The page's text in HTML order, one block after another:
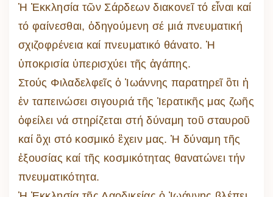
Ἡ Ἐκκλησία τῶν Σάρδεων διακονεῖ τό εἶναι καί
τό φαίνεσθαι, ὁδηγούμενη σέ μιά πνευματική
σχιζοφρένεια καί πνευματικό θάνατο. Ἡ
ὑποκρισία ὑπερισχύει τῆς ἀγάπης.
Στούς Φιλαδελφεῖς ὁ Ἰωάννης παρατηρεῖ ὃτι ἡ
ἐν ταπεινώσει σιγουριά τῆς Ἱερατικῆς μας ζωῆς
ὀφείλει νά στηρίζεται στή δύναμη τοῦ σταυροῦ
καί ὂχι στό κοσμικό ἒχειν μας. Ἡ δύναμη τῆς
ἐξουσίας καί τῆς κοσμικότητας θανατώνει τήν
πνευματικότητα.